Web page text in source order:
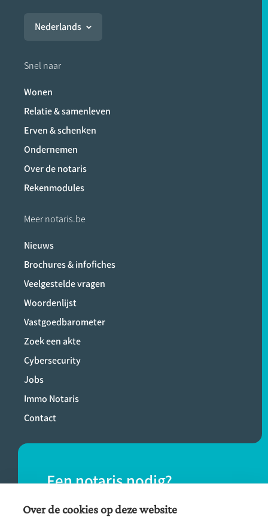
Nederlands
Snel naar
Wonen
Relatie & samenleven
Erven & schenken
Ondernemen
Over de notaris
Rekenmodules
Meer notaris.be
Nieuws
Brochures & infofiches
Veelgestelde vragen
Woordenlijst
Vastgoedbarometer
Zoek een akte
Cybersecurity
Jobs
Immo Notaris
Contact
Een notaris nodig?
Vind eenvoudig een notaris bij jou in de
Over de cookies op deze website